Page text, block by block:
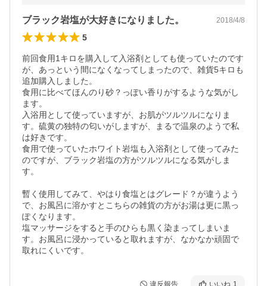
ブラック岩塩が大好きになりました。 2018/4/8
5
前回食用1キロを購入して入浴剤としても使っていたのです
が、あっという間になくなってしまったので、雑貨5キロも
追加購入しました。
食用に比べてほんのり砂？っぽい香りがするような気がし
ます。
入浴用として使っていますが、お肌がツルツルになりま
す。硫黄の独特の匂いがしますが、まるで温泉のようで私
は好きです。
食用で使っていたホワイト岩塩も入浴剤として使ってみた
のですが、ブラック岩塩の方がツルツルになる気がしま
す。
暫く使用してみて、やはり食塩とはグレード？が違うよう
で、お風呂に溶かすとこちらの雑貨の方がお湯は更に黒っ
ぽくなります。
塩マッサージをすると手のひらも黒く染まってしまいま
す。お風呂に浸かっていると取れますが、なかなか頑固で
取れにくいです。
違反報告 いいね 1